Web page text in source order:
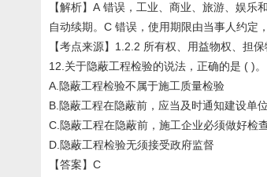
【解析】A 错误，工业、商业、旅游、娱
自动续期。C 错误，使用期限由当事人约定
【考点来源】1.2.2 所有权、用益物权、担
12.关于隐蔽工程检验的说法，正确的是 ( )。
A.隐蔽工程检验不属于施工质量检验
B.隐蔽工程在隐蔽前，应当及时通知建设单
C.隐蔽工程在隐蔽前，施工企业必须做好检
D.隐蔽工程检验无须接受政府监督
【答案】C